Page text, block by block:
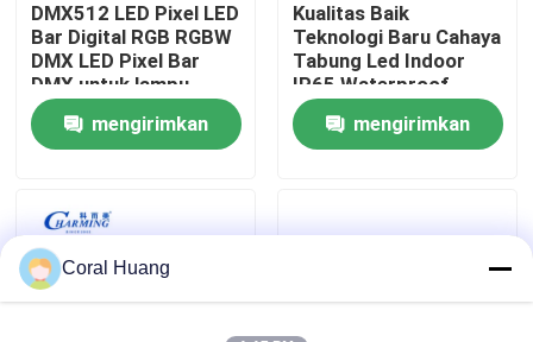
Kontrol kualitas
Hubungi kami
Quote request suatu
DMX512 LED Pixel LED
Bar Digital RGB RGBW
DMX LED Pixel Bar
DMX untuk lampu
mengirimkan
Kualitas Baik
Teknologi Baru Cahaya
Tabung Led Indoor
IP65 Waterproof
mengirimkan
Coral Huang